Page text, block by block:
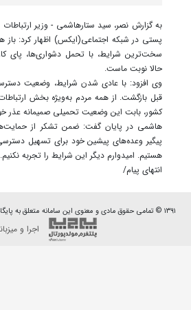
به گزارش نصر، سید ستارهاشمی - وزیر ارتباطات
پستی در شبکه اجتماعی(ایکس) اظهار کرد:
سخت‌ترین شرایط، با تحمل دشواری‌ها، پای کار
حالا نوبت ماست.
وی افزود: با عادی شدن شرایط، وضعیت
قبل بازگشت. از همه مردم به‌ویژه بخش
کشور، بابت این وضعیت تحمیلی صمیمانه عذر
هاشمی در پایان گفت: ضمن تشکر از
پیگیر وعده‌های پیشین خود برای تسهیل
هستیم. امیدوارم دیگر این شرایط را تجربه نکنیم.
انتهای پیام/
۱۳۹۱ © تمامی حقوق مادی و معنوی این سامانه متعلق به پایگاه خبری - تحلیلی نصرنیوز می باشد.
اجرا و